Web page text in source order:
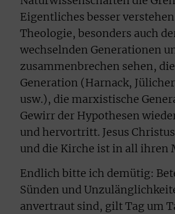
Eigentliches besser
Theologie, besonders auch
wechselnden Generationen
zusammenbrechen sehen,
Generation (Harnack,
usw.), die marxistische
Gewirr der Hypothesen
und hervortritt. Jesus
und die Kirche ist in all ihren
Endlich bitte ich demütig:
Sünden und
anvertraut sind, gilt Tag um